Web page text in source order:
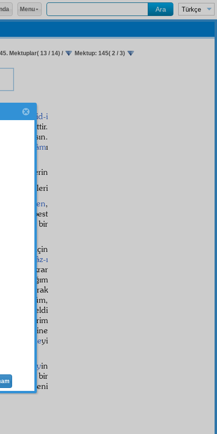
Mektuplar( 13 / 14) / Mektup: 145( 2 / 3)
mürşid-i
sabittir.
bulasın.
kelâmı
dinsizlerin
delilleri
müteselsilen,
ve serbest
i bari bir
için
emrâz-ı
Tekrar
ki yazdığım
olarak
döktüm,
kalbime geldi
de derim
derecesine
risaleyi
Atabeyin
Tesadüfi
bir
dedim. Beni
Menu